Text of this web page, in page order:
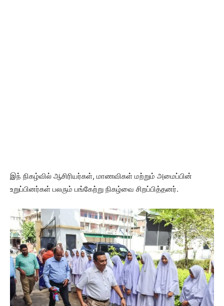
இந் நிகழ்வில் ஆசிரியர்கள், மாணவிகள் மற்றும் அமைப்பின்
உறுப்பினர்கள் பலரும் பங்கேற்று நிகழ்வை சிறப்பித்தனர்.